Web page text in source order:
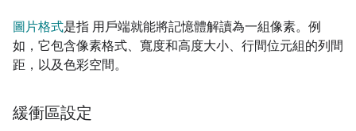
圖片格式是指 用戶端就能將記憶體解讀為一組像素。例
如，它包含像素格式、寬度和高度大小、行間位元組的列間
距，以及色彩空間。
緩衝區設定